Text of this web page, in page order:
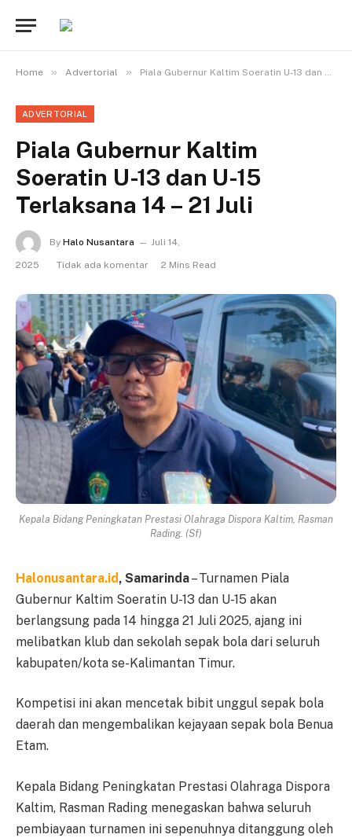
Home » Advertorial » Piala Gubernur Kaltim Soeratin U-13 dan U-15 Terlaksana 14 – 21 Juli
ADVERTORIAL
Piala Gubernur Kaltim
Soeratin U-13 dan U-15
Terlaksana 14 – 21 Juli
By Halo Nusantara Juli 14,
2025 Tidak ada komentar 2 Mins Read
Kepala Bidang Peningkatan Prestasi Olahraga Dispora Kaltim, Rasman
Rading. (Sf)
Halonusantara.id, Samarinda– Turnamen Piala
Gubernur Kaltim Soeratin U-13 dan U-15 akan
berlangsung pada 14 hingga 21 Juli 2025, ajang ini
melibatkan klub dan sekolah sepak bola dari seluruh
kabupaten/kota se-Kalimantan Timur.
Kompetisi ini akan mencetak bibit unggul sepak bola
daerah dan mengembalikan kejayaan sepak bola Benua
Etam.
Kepala Bidang Peningkatan Prestasi Olahraga Dispora
Kaltim, Rasman Rading menegaskan bahwa seluruh
pembiayaan turnamen ini sepenuhnya ditanggung oleh